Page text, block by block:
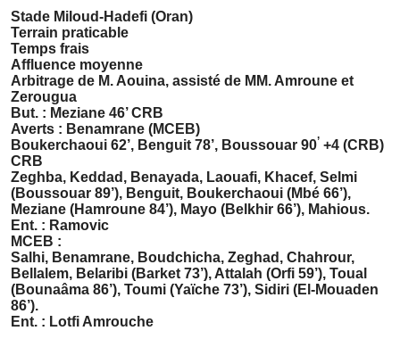
Stade Miloud-Hadefi (Oran)
Terrain praticable
Temps frais
Affluence moyenne
Arbitrage de M. Aouina, assisté de MM. Amroune et
Zerougua
But. : Meziane 46’ CRB
Averts : Benamrane (MCEB)
Boukerchaoui 62’, Benguit 78’, Boussouar 90’ +4 (CRB)
CRB
Zeghba, Keddad, Benayada, Laouafi, Khacef, Selmi
(Boussouar 89’), Benguit, Boukerchaoui (Mbé 66’),
Meziane (Hamroune 84’), Mayo (Belkhir 66’), Mahious.
Ent. : Ramovic
MCEB :
Salhi, Benamrane, Boudchicha, Zeghad, Chahrour,
Bellalem, Belaribi (Barket 73’), Attalah (Orfi 59’), Toual
(Bounaâma 86’), Toumi (Yaïche 73’), Sidiri (El-Mouaden
86’).
Ent. : Lotfi Amrouche